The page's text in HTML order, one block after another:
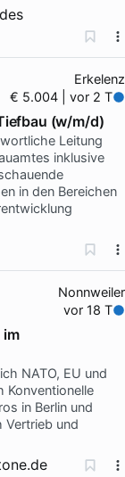
Erkelenz
€ 5.004 | vor 2 T
(w/m/d)
Leitung
inklusive
in den Bereichen
Nonnweiler
vor 18 T
im
NATO, EU und
Konventionelle
in Berlin und
Vertrieb und